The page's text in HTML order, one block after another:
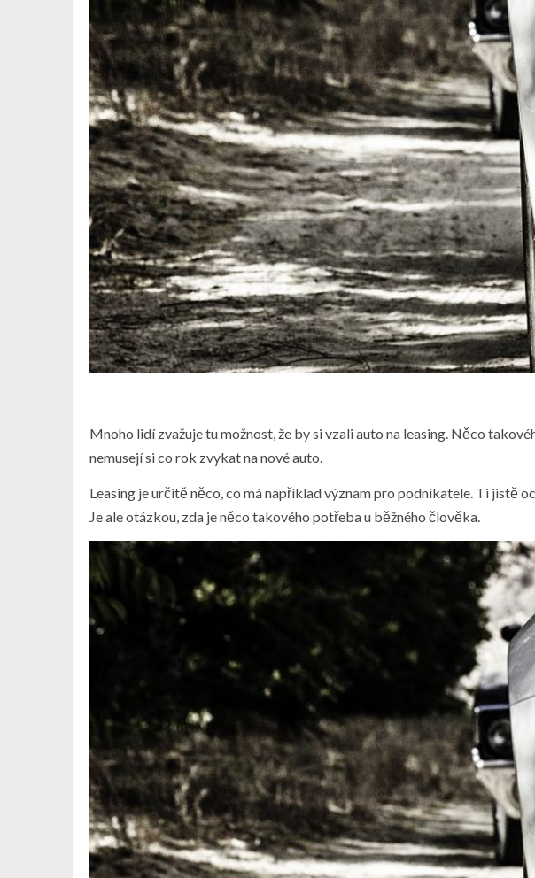
Mnoho lidí zvažuje tu možnost, že by si vzali auto na leasing. Něco
nemusejí si co rok zvykat na nové auto.
Leasing je určitě něco, co má například význam pro podnikatele. Ti jistě
Je ale otázkou, zda je něco takového potřeba u běžného člověka.